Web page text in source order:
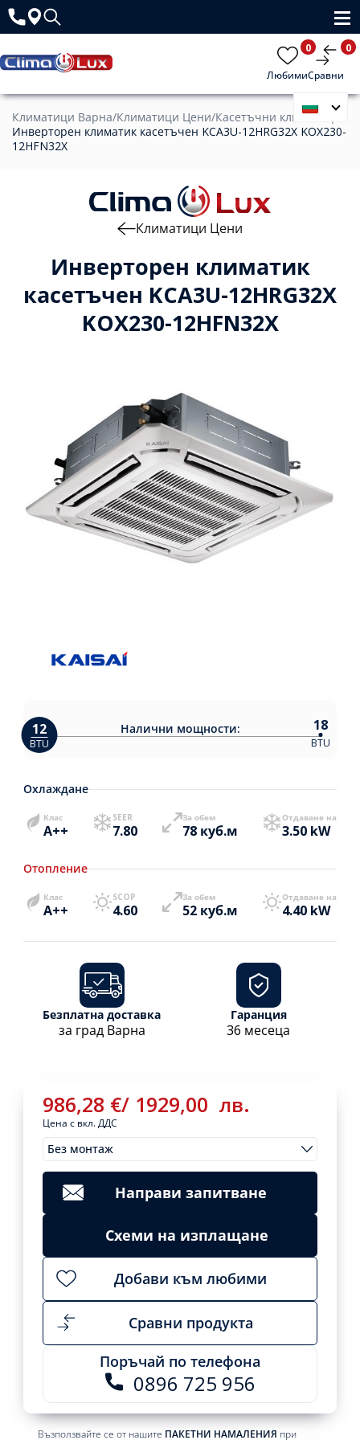
Любими
0
Сравни
0
Климатици Варна/Климатици Цени/Касетъчни климатици
Инверторен климатик касетъчен KCA3U-12HRG32X KOX230-
12HFN32X
Инверторен климатик
касетъчен KCA3U-12HRG32X
KOX230-12HFN32X
Климатици Цени
986,28 €/ 1929,00 лв.
Цена с вкл. ДДС
Без монтаж
МонтажиClear
986,28€/
1929,00
Направи запитване
Схеми на изплащане
Добави към любими
Сравни продукта
Поръчай по телефона
0896 725 956
Възползвайте се от нашите ПАКЕТНИ НАМАЛЕНИЯ при
Налични мощности:
12
BTU
18
BTU
Охлаждане
Клас
A++
SEER
7.80
За обем
78 куб.м
Отдаване на
3.50 kW
Отопление
Клас
A++
SCOP
4.60
За обем
52 куб.м
Отдаване на
4.40 kW
Безплатна доставка
за град Варна
Гаранция
36 месеца